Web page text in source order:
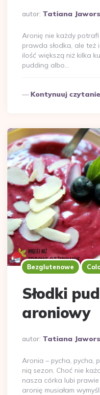
Dodane
autor: Tatiana
Aronię nie każdy
prawda słodka, ale też
ilość większą niż kilka
pudding albo…
Kontynuuj czytanie
Bezglutenowe
Słodki
aroniowy
Dodane
autor: Tatiana
Aronia – pycha, pycha,
nią sezon. Choć nie
nasza córka lubi
aronię musiałam